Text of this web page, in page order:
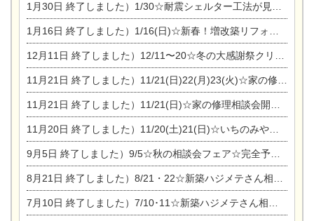
1月30日 終了しました）1/30☆耐震シェルター工法が見れる完成見学会
1月16日 終了しました）1/16(日)☆新春！増改築リフォーム&家の修理まつり
12月11日 終了しました）12/11〜20☆冬の大感謝祭クリスマス相談会開催
11月21日 終了しました）11/21(日)22(月)23(火)☆家の修理まつり＆増改築リフォーム相談会
11月21日 終了しました）11/21(日)☆家の修理相談会開催 in 扶桑オークビレッジ
11月20日 終了しました）11/20(土)21(日)☆いちのみや逸品市に出店します【ひのきのバラ販売】
9月5日 終了しました）9/5☆秋の相談会フェア☆完全予約制
8月21日 終了しました）8/21・22☆新築ハジメテさん相談会 『集まれ！農地に家を建てたい人！』
7月10日 終了しました）7/10･11☆新築ハジメテさん相談会 『集まれ！農地に家を建てたい人！』完全予約制